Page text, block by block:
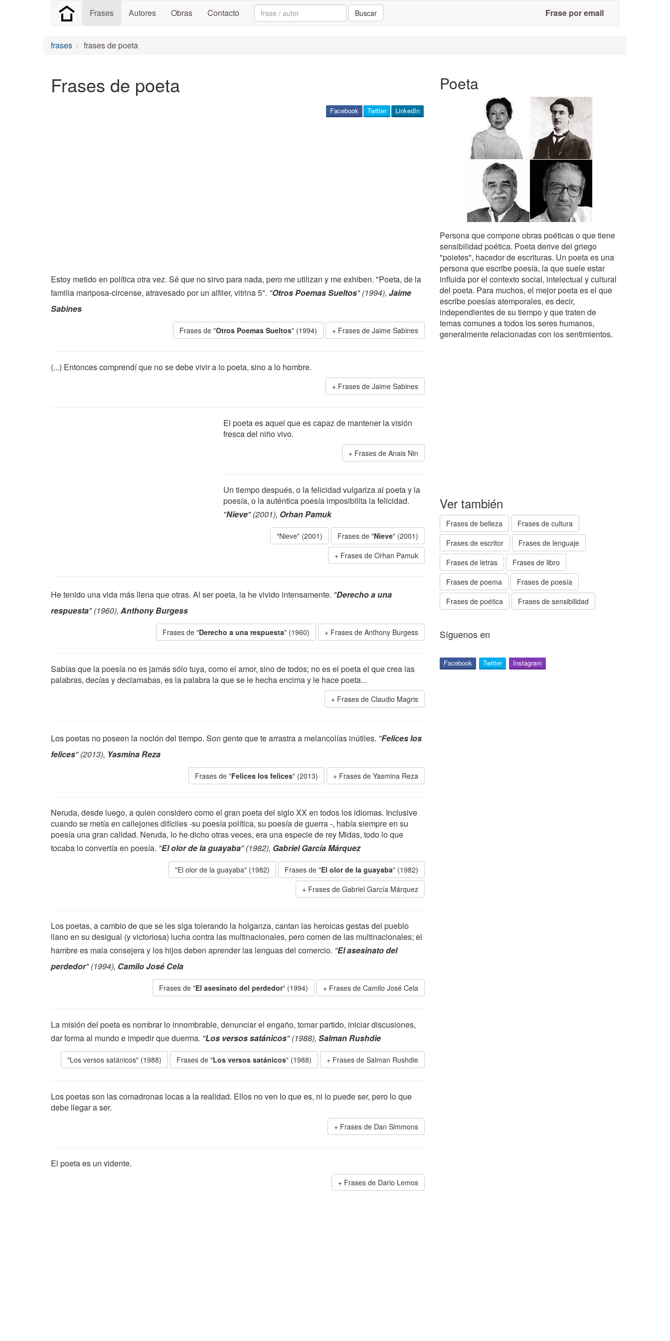
Frases Autores Obras Contacto Search: Buscar Frase por email
frases frases de poeta
Frases de poeta
LinkedIn
Twitter
Facebook
Estoy metido en política otra vez. Sé que no sirvo para nada, pero me utilizan y me exhiben. "Poeta, de la
familia mariposa-circense, atravesado por un alfiler, vitrina 5". "Otros Poemas Sueltos" (1994), Jaime
Sabines
Frases de "Otros Poemas Sueltos" (1994) Frases de Jaime Sabines
(...) Entonces comprendí que no se debe vivir a lo poeta, sino a lo hombre.
Frases de Jaime Sabines
El poeta es aquel que es capaz de mantener la visión
fresca del niño vivo.
Frases de Anais Nin
Un tiempo después, o la felicidad vulgariza al poeta y la
poesía, o la auténtica poesía imposibilita la felicidad.
"Nieve" (2001), Orhan Pamuk
"Nieve" (2001) Frases de "Nieve" (2001)
Frases de Orhan Pamuk
He tenido una vida más llena que otras. Al ser poeta, la he vivido intensamente. "Derecho a una
respuesta" (1960), Anthony Burgess
Frases de "Derecho a una respuesta" (1960) Frases de Anthony Burgess
Sabías que la poesía no es jamás sólo tuya, como el amor, sino de todos; no es el poeta el que crea las
palabras, decías y declamabas, es la palabra la que se le hecha encima y le hace poeta...
Frases de Claudio Magris
Los poetas no poseen la noción del tiempo. Son gente que te arrastra a melancolías inútiles. "Felices los
felices" (2013), Yasmina Reza
Frases de "Felices los felices" (2013) Frases de Yasmina Reza
Neruda, desde luego, a quien considero como el gran poeta del siglo XX en todos los idiomas. Inclusive
cuando se metía en callejones difíciles -su poesía política, su poesía de guerra -, había siempre en su
poesía una gran calidad. Neruda, lo he dicho otras veces, era una especie de rey Midas, todo lo que
tocaba lo convertía en poesía. "El olor de la guayaba" (1982), Gabriel García Márquez
"El olor de la guayaba" (1982) Frases de "El olor de la guayaba" (1982)
Frases de Gabriel García Márquez
Los poetas, a cambio de que se les siga tolerando la holganza, cantan las heroicas gestas del pueblo
llano en su desigual (y victoriosa) lucha contra las multinacionales, pero comen de las multinacionales; el
hambre es mala consejera y los hijos deben aprender las lenguas del comercio. "El asesinato del
perdedor" (1994), Camilo José Cela
Frases de "El asesinato del perdedor" (1994) Frases de Camilo José Cela
La misión del poeta es nombrar lo innombrable, denunciar el engaño, tomar partido, iniciar discusiones,
dar forma al mundo e impedir que duerma. "Los versos satánicos" (1988), Salman Rushdie
"Los versos satánicos" (1988) Frases de "Los versos satánicos" (1988) Frases de Salman Rushdie
Los poetas son las comadronas locas a la realidad. Ellos no ven lo que es, ni lo puede ser, pero lo que
debe llegar a ser.
Frases de Dan Simmons
El poeta es un vidente.
Frases de Dario Lemos
Poeta
Persona que compone obras poéticas o que tiene
sensibilidad poética. Poeta derive del griego
"poietes", hacedor de escrituras. Un poeta es una
persona que escribe poesía, la que suele estar
influida por el contexto social, intelectual y cultural
del poeta. Para muchos, el mejor poeta es el que
escribe poesías atemporales, es decir,
independientes de su tiempo y que traten de
temas comunes a todos los seres humanos,
generalmente relacionadas con los sentimientos.
Ver también
Frases de belleza
Frases de cultura
Frases de escritor
Frases de lenguaje
Frases de letras
Frases de libro
Frases de poema
Frases de poesía
Frases de poética
Frases de sensibilidad
Síguenos en
Facebook Twitter Instagram